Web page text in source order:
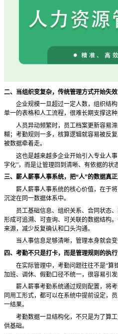
二、当组织变复杂，传统管理方式开始失效
企业规模一旦超过一定人数，组织结构
单一的表格和人工流程，很难长期支撑这种
人员异动频繁时，员工档案更新容易滞
糊；考勤规则一多，核算逻辑就容易被反
被数据牵着走。
这也是越来越多企业开始引入专业人事
字化”，而是让管理回到清晰、有依据的状态
三、薪人薪事人事系统，把“人”的数据真
薪人薪事人事系统的核心价值，在于将
沉淀在同一数据体系中。
员工基础信息、组织关系、合同状态、
形成可追溯、可查询、可关联的数据结构
来源，减少反复确认和口头沟通。
当人事信息足够清晰，管理本身就会变
四、考勤不只是打卡，而是管理规则的执
在实际管理中，考勤问题往往不是“算
加班、调休、假勤口径不统一，很容易引发
薪人薪事考勤系统通过规则配置，将考
同用工形式，都可以在系统中提前设定，
一结果。
考勤数据一旦结构化，不只是为了算工
供基础。